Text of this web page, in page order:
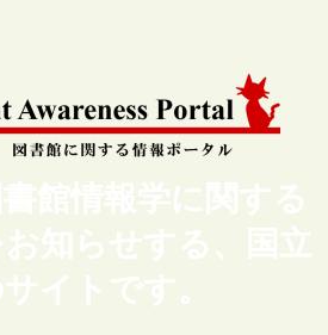
館情報学に関する
知らせする、国立
イトです。